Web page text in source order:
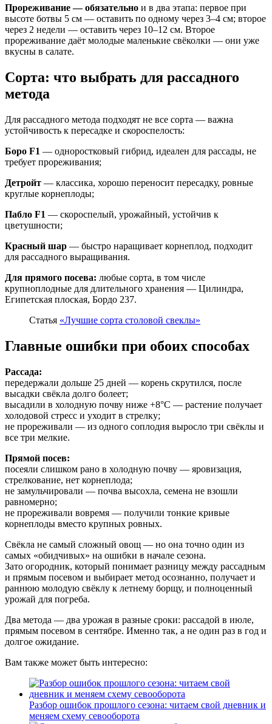
Прореживание — обязательно и в два этапа: первое при
высоте ботвы 5 см — оставить по одному через 3–4 см; второе
через 2 недели — оставить через 10–12 см. Второе
прореживание даёт молодые маленькие свёколки — они уже
вкусны в салате.
Сорта: что выбрать для рассадного
метода
Для рассадного метода подходят не все сорта — важна
устойчивость к пересадке и скороспелость:
Боро F1 — одноростковый гибрид, идеален для рассады, не
требует прореживания;
Детройт — классика, хорошо переносит пересадку, ровные
круглые корнеплоды;
Пабло F1 — скороспелый, урожайный, устойчив к
цветушности;
Красный шар — быстро наращивает корнеплод, подходит
для рассадного выращивания.
Для прямого посева: любые сорта, в том числе
крупноплодные для длительного хранения — Цилиндра,
Египетская плоская, Бордо 237.
Статья «Лучшие сорта столовой свеклы»
Главные ошибки при обоих способах
Рассада:
передержали дольше 25 дней — корень скрутился, после
высадки свёкла долго болеет;
высадили в холодную почву ниже +8°C — растение получает
холодовой стресс и уходит в стрелку;
не прореживали — из одного соплодия выросло три свёклы и
все три мелкие.
Прямой посев:
посеяли слишком рано в холодную почву — яровизация,
стрелкование, нет корнеплода;
не замульчировали — почва высохла, семена не взошли
равномерно;
не прореживали вовремя — получили тонкие кривые
корнеплоды вместо крупных ровных.
Свёкла не самый сложный овощ — но она точно один из
самых «обидчивых» на ошибки в начале сезона.
Зато огородник, который понимает разницу между рассадным
и прямым посевом и выбирает метод осознанно, получает и
раннюю молодую свёклу к летнему борщу, и полноценный
урожай для погреба.
Два метода — два урожая в разные сроки: рассадой в июле,
прямым посевом в сентябре. Именно так, а не один раз в год и
долгое ожидание.
Вам также может быть интересно:
Разбор ошибок прошлого сезона: читаем свой дневник и
меняем схему севооборота